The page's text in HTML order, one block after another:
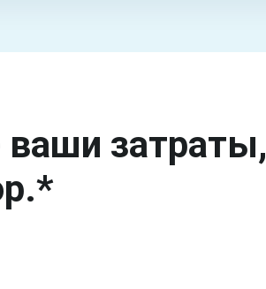
затраты,